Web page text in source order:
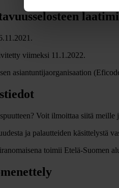
viimeksi 11.1.2022.
asiantuntijaorganisaation
Voit ilmoittaa siitä meille
ja palautteiden käsittelystä
toimii Etelä-Suomen